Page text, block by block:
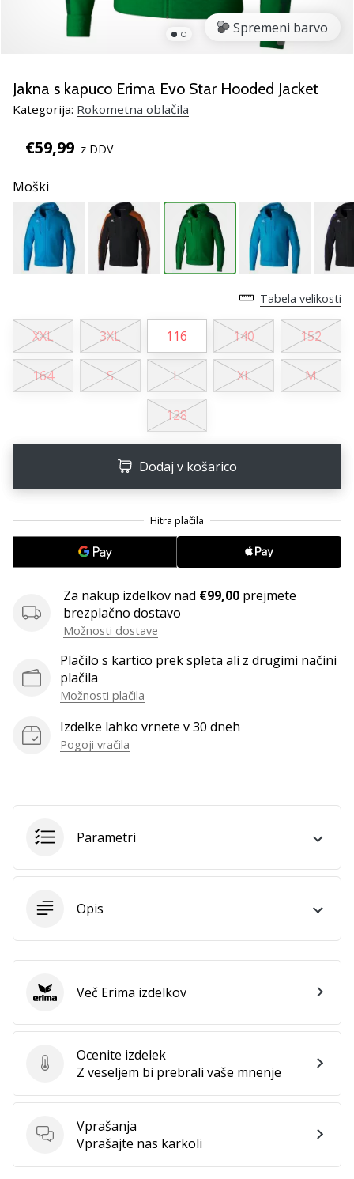
rokomentske
NITRO
5!
tehnične
in
ugotovi,
ali
se
splača…
•
2 min. branja
Postani
ambasador/ka
znamke
rokometni/a
kot
smo
nam
ambasador/ka.
Prikaži
vse
Spremeni barvo
Jakna s kapuco Erima Evo Star Hooded Jacket
Kategorija: Rokometna oblačila
€59,99 z DDV
Moški
Tabela velikosti
XXL 3XL 116 140 152
164 S L XL M
128
Dodaj v košarico
Za nakup izdelkov nad €99,00 prejmete
brezplačno dostavo
Možnosti dostave
Plačilo s kartico prek spleta ali z drugimi načini
plačila
Možnosti plačila
Izdelke lahko vrnete v 30 dneh
Pogoji vračila
Parametri
Opis
Ocenite izdelek
Ocenite izdelek
Z veseljem bi prebrali vaše mnenje
Vprašanja
Vprašanja
Vprašajte nas karkoli
Erima Več Erima izdelkov